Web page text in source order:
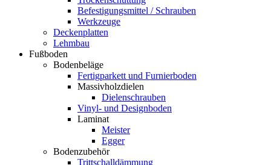
Befestigungsmittel / Schrauben
Werkzeuge
Deckenplatten
Lehmbau
Fußboden
Bodenbeläge
Fertigparkett und Furnierboden
Massivholzdielen
Dielenschrauben
Vinyl- und Designboden
Laminat
Meister
Egger
Bodenzubehör
Trittschalldämmung